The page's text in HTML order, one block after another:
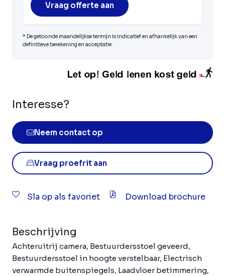
Vraag offerte aan
* De getoonde maandelijkse termijn is indicatief en afhankelijk van een
definitieve berekening en acceptatie.
Interesse?
Neem contact op
Vraag proefrit aan
Sla op als favoriet Download brochure
Beschrijving
Achteruitrij camera, Bestuurdersstoel geveerd,
Bestuurdersstoel in hoogte verstelbaar, Electrisch
verwarmde buitenspiegels, Laadvloer betimmering,